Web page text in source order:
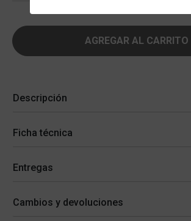
AGREGAR AL CARRITO
Descripción
Ficha técnica
Entregas
Cambios y devoluciones